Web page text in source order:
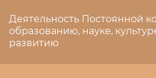
Деятельность Постоянной
образованию, науке,
развитию